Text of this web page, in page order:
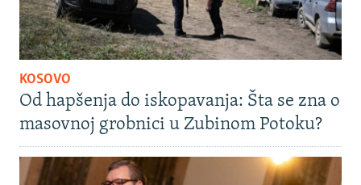
KOSOVO
Od hapšenja do iskopavanja: Šta se zna o
masovnoj grobnici u Zubinom Potoku?